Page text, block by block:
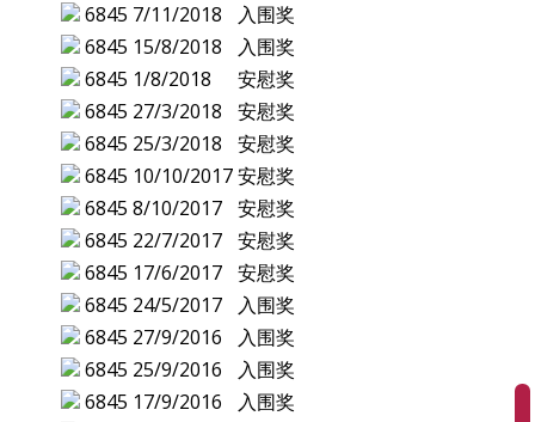
6845 7/11/2018
入围奖
6845 15/8/2018
入围奖
6845 1/8/2018
安慰奖
6845 27/3/2018
安慰奖
6845 25/3/2018
安慰奖
6845 10/10/2017安慰奖
6845 8/10/2017 安慰奖
6845 22/7/2017 安慰奖
6845 17/6/2017 安慰奖
6845 24/5/2017
入围奖
6845 27/9/2016
入围奖
6845 25/9/2016
入围奖
6845 17/9/2016
入围奖